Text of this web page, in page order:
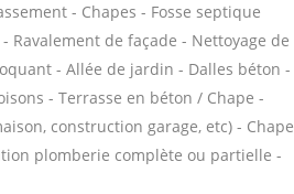
- Chapes - Fosse septique
de façade - Nettoyage de
- Allée de jardin - Dalles béton -
- Terrasse en béton / Chape -
construction garage, etc) - Chape
plomberie complète ou partielle -